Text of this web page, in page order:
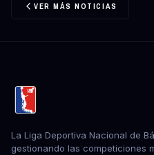
VER MÁS NOTICIAS
La Liga Deportiva Nacional de
gestionando las competiciones